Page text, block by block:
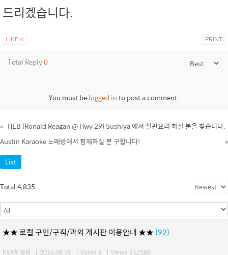
드리겠습니다.
LIKE 0 PRINT
Total Reply0
You must belogged into post a comment.
« HEB (Ronald Reagan @ Hwy 29) Sushiya 에서 철판요리 하실 분을 찾습니다.
Austin Karaoke 노래방에서 함께하실 분 구합니다!
»
List
Total 4,835
★★ 로컬 구인/구직/과외 게시판 이용안내 ★★ (92)
KSA학생회 | 2016.08.31 | Votes 8 | Views 112586